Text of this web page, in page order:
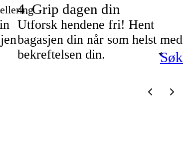
Søk
4.Grip dagen din
Utforsk hendene fri! Hent
bagasjen din når som helst med
bekreftelsen din.